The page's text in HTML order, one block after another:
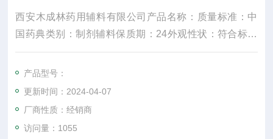
西安木成林药用辅料有限公司产品名称：质量标准：中
国药典类别：制剂辅料保质期：24外观性状：符合标准
规格：25kg产品名字：主要成份：颜色：白密度：300
水溶性：是适用掺量：8较低操作温度：5较高操作温
度：30包装规格：25纤维直径：15um±3是否进口：
产品型号：
更新时间：2024-04-07
厂商性质：经销商
访问量：1055